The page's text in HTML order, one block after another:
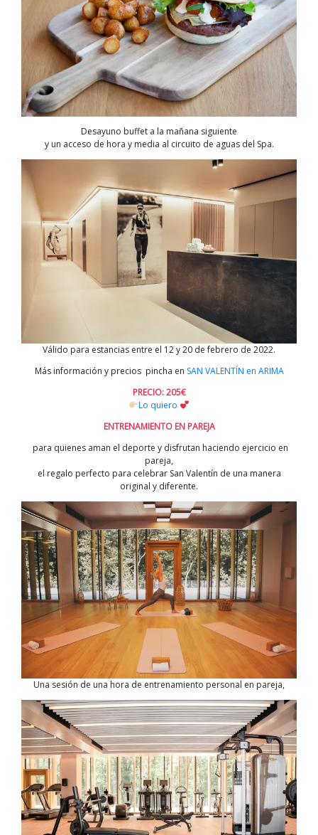
Desayuno buffet a la mañana siguiente
y un acceso de hora y media al circuito de aguas del Spa.
Válido para estancias entre el 12 y 20 de febrero de 2022.
Más información y precios pincha en SAN VALENTÍN en ARIMA
PRECIO: 205€
Lo quiero
ENTRENAMIENTO EN PAREJA
para quienes aman el deporte y disfrutan haciendo ejercicio en
pareja,
el regalo perfecto para celebrar San Valentín de una manera
original y diferente.
Una sesión de una hora de entrenamiento personal en pareja,